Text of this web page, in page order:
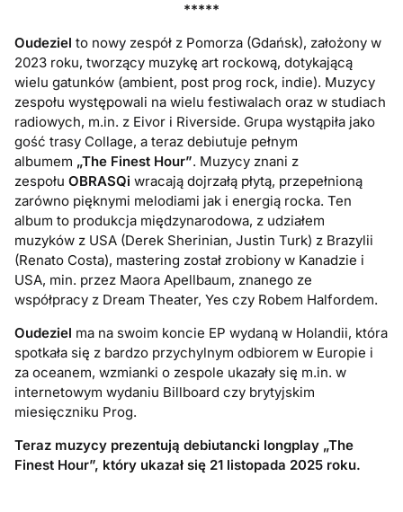
*****
Oudeziel to nowy zespół z Pomorza (Gdańsk), założony w
2023 roku, tworzący muzykę art rockową, dotykającą
wielu gatunków (ambient, post prog rock, indie). Muzycy
zespołu występowali na wielu festiwalach oraz w studiach
radiowych, m.in. z Eivor i Riverside. Grupa wystąpiła jako
gość trasy Collage, a teraz debiutuje pełnym
albumem „The Finest Hour”. Muzycy znani z
zespołuOBRASQi wracają dojrzałą płytą, przepełnioną
zarówno pięknymi melodiami jak i energią rocka. Ten
album to produkcja międzynarodowa, z udziałem
muzyków z USA (Derek Sherinian, Justin Turk) z Brazylii
(Renato Costa), mastering został zrobiony w Kanadzie i
USA, min. przez Maora Apellbaum, znanego ze
współpracy z Dream Theater, Yes czy Robem Halfordem.
Oudeziel ma na swoim koncie EP wydaną w Holandii, która
spotkała się z bardzo przychylnym odbiorem w Europie i
za oceanem, wzmianki o zespole ukazały się m.in. w
internetowym wydaniu Billboard czy brytyjskim
miesięczniku Prog.
Teraz muzycy prezentują debiutancki longplay „The
Finest Hour”, który ukazał się 21 listopada 2025 roku.